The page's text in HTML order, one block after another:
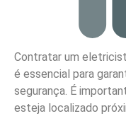
Contratar um
é essencial para
segurança. É
esteja localizado